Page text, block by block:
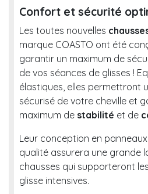
Confort et sécurité
Les toutes nouvelles
marque COASTO ont été
garantir un maximum de
de vos séances de glisses !
élastiques, elles permettront
sécurisé de votre cheville et
maximum de stabilité et de
Leur conception en
qualité assurera une grande
chausses qui supporteront
glisse intensives.